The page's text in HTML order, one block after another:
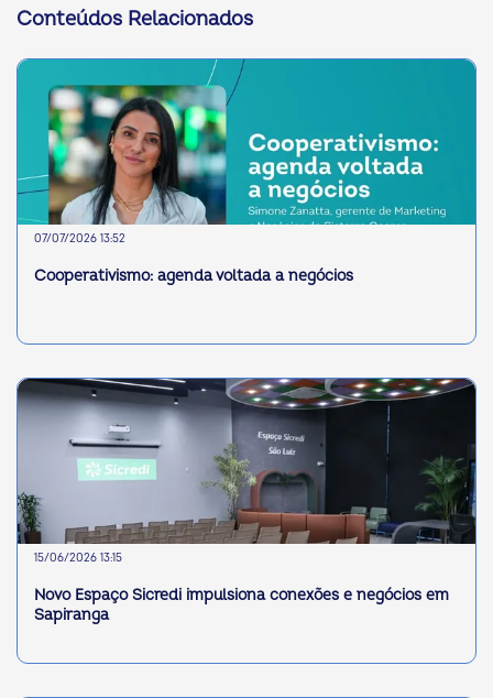
Conteúdos Relacionados
07/07/2026 13:52
Cooperativismo: agenda voltada a negócios
15/06/2026 13:15
Novo Espaço Sicredi impulsiona conexões e negócios em
Sapiranga